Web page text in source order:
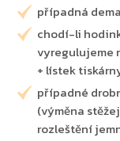
případná
chodí-li
vyregulujeme
+ lístek
případné
(výměna
rozleštění